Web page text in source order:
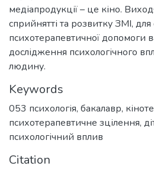
медіапродукції – це кіно.
сприйнятті та розвитку ЗМІ,
психотерапевтичної допомоги
дослідження психологічного
людину.
Keywords
053 психологія, бакалавр,
психотерапевтичне зцілення,
психологічний вплив
Citation